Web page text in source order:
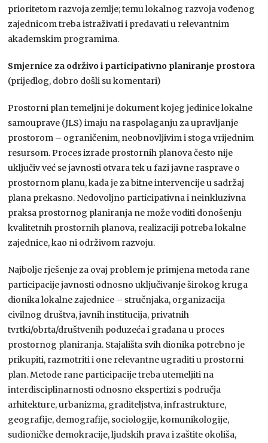
prioritetom razvoja zemlje; temu lokalnog razvoja vođenog
zajednicom treba istraživati i predavati u relevantnim
akademskim programima.
Smjernice za održivo i participativno planiranje prostora
(prijedlog, dobro došli su komentari)
Prostorni plan temeljni je dokument kojeg jedinice lokalne
samouprave (JLS) imaju na raspolaganju za upravljanje
prostorom – ograničenim, neobnovljivim i stoga vrijednim
resursom. Proces izrade prostornih planova često nije
uključiv već se javnosti otvara tek u fazi javne rasprave o
prostornom planu, kada je za bitne intervencije u sadržaj
plana prekasno. Nedovoljno participativna i neinkluzivna
praksa prostornog planiranja ne može voditi donošenju
kvalitetnih prostornih planova, realizaciji potreba lokalne
zajednice, kao ni održivom razvoju.
Najbolje rješenje za ovaj problem je primjena metoda rane
participacije javnosti odnosno uključivanje širokog kruga
dionika lokalne zajednice – stručnjaka, organizacija
civilnog društva, javnih institucija, privatnih
tvrtki/obrta/društvenih poduzeća i građana u proces
prostornog planiranja. Stajališta svih dionika potrebno je
prikupiti, razmotriti i one relevantne ugraditi u prostorni
plan. Metode rane participacije treba utemeljiti na
interdisciplinarnosti odnosno ekspertizi s područja
arhitekture, urbanizma, graditeljstva, infrastrukture,
geografije, demografije, sociologije, komunikologije,
sudioničke demokracije, ljudskih prava i zaštite okoliša,